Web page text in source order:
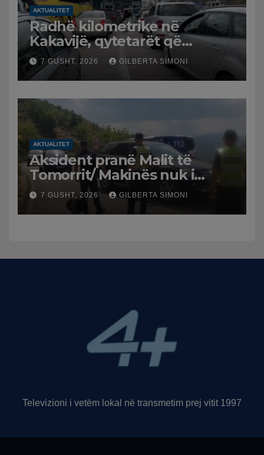
AKTUALITET
Radhë kilometrike në
Kakavijë, qytetarët që
kthehen në Shqipëri
bllokohen në temperatura të
larta, pala greke punon me
ritme të ngadalta
7 GUSHT, 2026 GILBERTA SIMONI
AKTUALITET
Aksident pranë Malit të
Tomorrit/ Makinës nuk i
punuan frenat dhe doli nga
rruga, plagosen 7 persona,
dy në gjendje të rëndë te
7 GUSHT, 2026 GILBERTA SIMONI
Televizioni i vetëm lokal në transmetim prej vitit 1997